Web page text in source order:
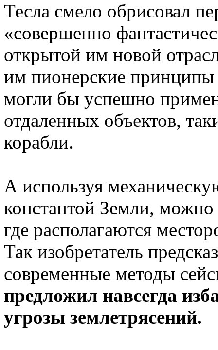
Тесла смело обрисовал
«совершенно
открытой им новой
им пионерские принципы
могли бы успешно
отдаленных объектов,
корабли.
А используя
константой Земли,
где располагаются
Так изобретатель
современные методы
предложил навсегда
угрозы землетрясений.